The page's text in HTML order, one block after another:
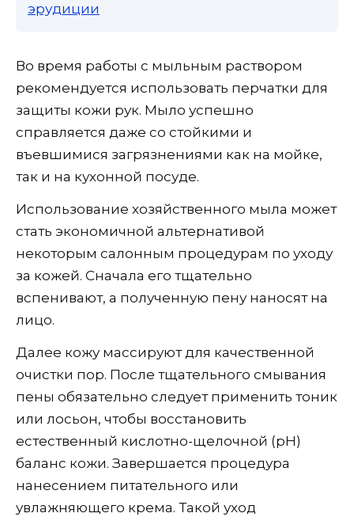
эрудиции
Во время работы с мыльным раствором
рекомендуется использовать перчатки для
защиты кожи рук. Мыло успешно
справляется даже со стойкими и
въевшимися загрязнениями как на мойке,
так и на кухонной посуде.
Использование хозяйственного мыла может
стать экономичной альтернативой
некоторым салонным процедурам по уходу
за кожей. Сначала его тщательно
вспенивают, а полученную пену наносят на
лицо.
Далее кожу массируют для качественной
очистки пор. После тщательного смывания
пены обязательно следует применить тоник
или лосьон, чтобы восстановить
естественный кислотно-щелочной (pH)
баланс кожи. Завершается процедура
нанесением питательного или
увлажняющего крема. Такой уход